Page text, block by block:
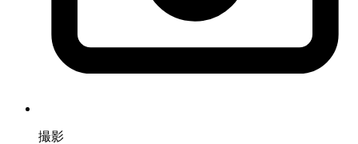
撮影